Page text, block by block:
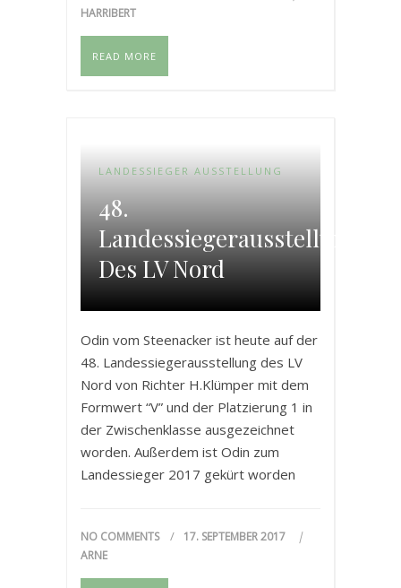
HARRIBERT
READ MORE
LANDESSIEGER AUSSTELLUNG
48.
Landessiegerausstellung
Des LV Nord
Odin vom Steenacker ist heute auf der
48. Landessiegerausstellung des LV
Nord von Richter H.Klümper mit dem
Formwert “V” und der Platzierung 1 in
der Zwischenklasse ausgezeichnet
worden. Außerdem ist Odin zum
Landessieger 2017 gekürt worden
geworden.
NO COMMENTS
17. SEPTEMBER 2017
ARNE